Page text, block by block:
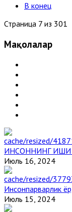
В конец
Страница 7 из 301
Мақолалар
ИНСОННИНГ ИШИ
Июль 16, 2024
Инсонпарварлик
Июль 15, 2024